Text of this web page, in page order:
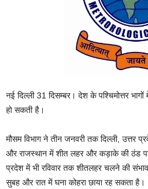
नई दिल्ली 31 दिसम्बर। देश के पश्चिमोत्तर
हो सकती है।
मौसम विभाग ने तीन जनवरी तक दिल्ली, उत्तर
और राजस्थान में शीत लहर और कड़ाके की ठंड
प्रदेश में भी रविवार तक शीतलहर चलने की
सुबह और रात में घना कोहरा छाया रह सकता है।